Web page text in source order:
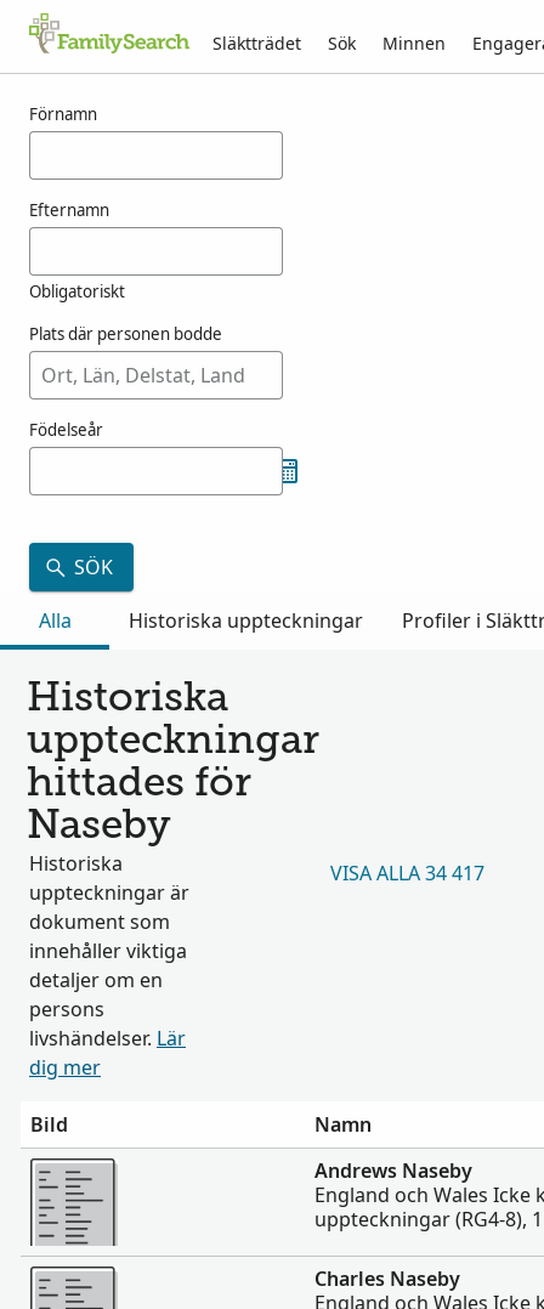
Släktträdet Sök Minnen
Förnamn
Efternamn
Obligatoriskt
Plats där personen bodde
Födelseår
SÖK
Alla
Historiska uppteckningar Profiler i
Historiska
uppteckningar
hittades för
Naseby
Historiska
uppteckningar är
dokument som
innehåller viktiga
detaljer om en
persons
livshändelser. Lär
dig mer
VISA ALLA 34 417
Bild
Namn
Mer
Andrews Naseby
England och Wales
uppteckningar (RG4-8),
Mer
Charles Naseby
England och Wales